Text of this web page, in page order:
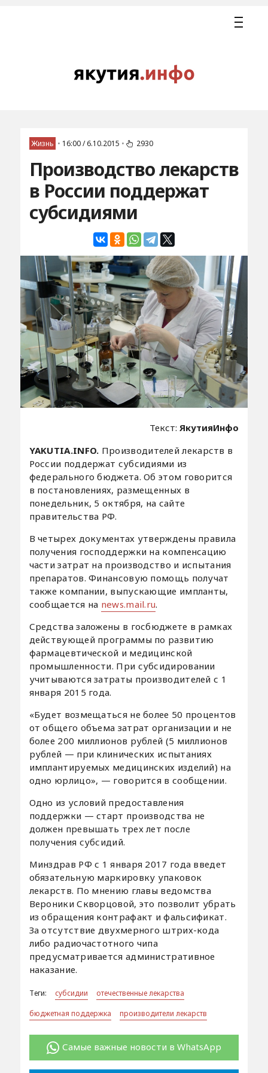
Жизнь • 16:00 / 6.10.2015 • 2930
Производство лекарств
в России поддержат
субсидиями
Текст:ЯкутияИнфо
YAKUTIA.INFO. Производителей лекарств в
России поддержат субсидиями из
федерального бюджета. Об этом говорится
в постановлениях, размещенных в
понедельник, 5 октября, на сайте
правительства РФ.
В четырех документах утверждены правила
получения господдержки на компенсацию
части затрат на производство и испытания
препаратов. Финансовую помощь получат
также компании, выпускающие импланты,
сообщается на news.mail.ru.
Средства заложены в госбюджете в рамках
действующей программы по развитию
фармацевтической и медицинской
промышленности. При субсидировании
учитываются затраты производителей с 1
января 2015 года.
«Будет возмещаться не более 50 процентов
от общего объема затрат организации и не
более 200 миллионов рублей (5 миллионов
рублей — при клинических испытаниях
имплантируемых медицинских изделий) на
одно юрлицо», — говорится в сообщении.
Одно из условий предоставления
поддержки — старт производства не
должен превышать трех лет после
получения субсидий.
Минздрав РФ с 1 января 2017 года введет
обязательную маркировку упаковок
лекарств. По мнению главы ведомства
Вероники Скворцовой, это позволит убрать
из обращения контрафакт и фальсификат.
За отсутствие двухмерного штрих-кода
либо радиочастотного чипа
предусматривается административное
наказание.
Теги: субсидии
отечественные лекарства
бюджетная поддержка
производители лекарств
Самые важные новости в WhatsApp